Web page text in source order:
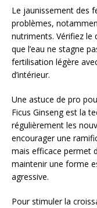
Le jaunissement des
problèmes,
nutriments. Vérifiez le
que l’eau ne stagne
fertilisation légère
d’intérieur.
Une astuce de pro
Ficus Ginseng est la
régulièrement les
encourager une
mais efficace permet
maintenir une forme
agressive.
Pour stimuler la